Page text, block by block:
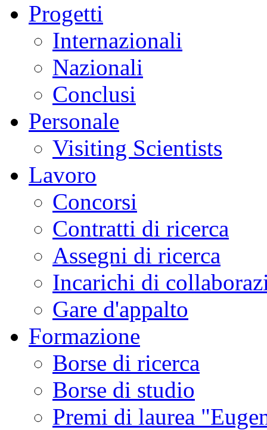
Progetti
Internazionali
Nazionali
Conclusi
Personale
Visiting Scientists
Lavoro
Concorsi
Contratti di ricerca
Assegni di ricerca
Incarichi di
Gare d'appalto
Formazione
Borse di ricerca
Borse di studio
Premi di laurea